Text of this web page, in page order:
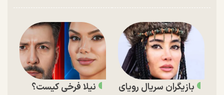
بازیگران سریال رویای
نیلا فرخی کیست؟